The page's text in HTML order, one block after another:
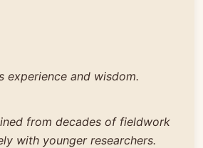
experience and wisdom.
from decades of fieldwork
with younger researchers.